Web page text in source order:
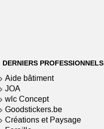
DERNIERS PROFESSIONNELS
Aide bâtiment
JOA
wlc Concept
Goodstickers.be
Créations et Paysage